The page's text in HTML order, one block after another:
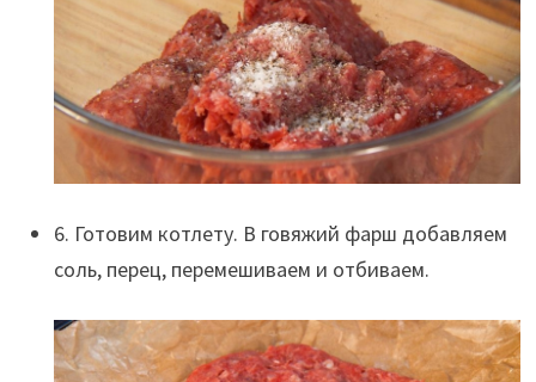
6. Готовим котлету. В говяжий фарш добавляем
соль, перец, перемешиваем и отбиваем.